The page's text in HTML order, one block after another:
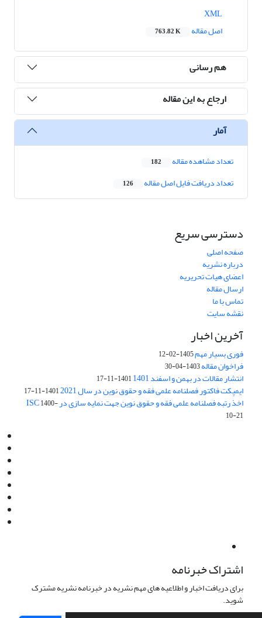
اصل مقاله
763.82 K
هم رسانی
ارجاع به این مقاله
آمار
تعداد مشاهده مقاله 182
تعداد دریافت فایل اصل مقاله 126
دسترسی سریع
صفحه اصلی
درباره نشریه
اعضای هیات تحریریه
ارسال مقاله
تماس با ما
نقشه سایت
آخرین اخبار
فوری بسیار مهم1405-02-12
فراخوان مقاله1403-04-30
انتشار مقالات در بهمن و اسفند 1401 1401-11-17
ایمپکت فاکتور فصلنامه علمی فقه و حقوق نوین در سال 2021 1401-11-17
اخذ رتبه فصلنامه علمی فقه و حقوق نوین جهت نمایه سازی در ISC1400-
10-21
اشتراک خبرنامه
برای دریافت اخبار و اطلاعیه های مهم نشریه در خبرنامه نشریه مشترک
شوید.